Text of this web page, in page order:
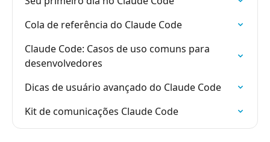
Cola de referência do Claude Code
Claude Code: Casos de uso comuns para
desenvolvedores
Dicas de usuário avançado do Claude Code
Kit de comunicações Claude Code